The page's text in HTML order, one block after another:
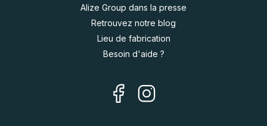
Alize Group dans la presse
Retrouvez notre blog
Lieu de fabrication
Besoin d'aide ?